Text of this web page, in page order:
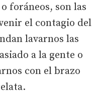
foráneos, son las
el contagio del
lavarnos las
a la gente o
con el brazo